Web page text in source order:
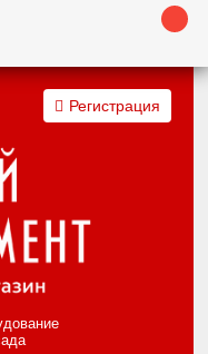
Регистрация